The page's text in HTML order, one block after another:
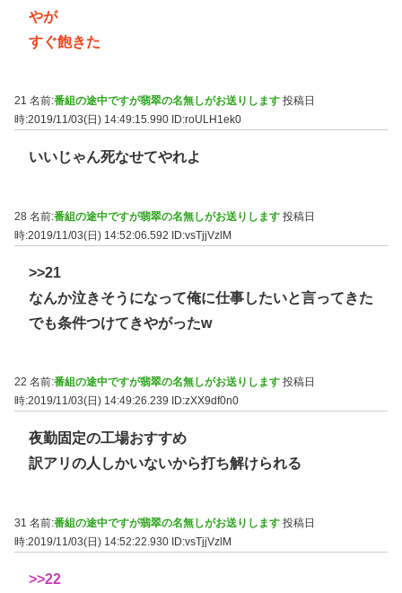
やが
すぐ飽きた
21 名前:番組の途中ですが翡翠の名無しがお送りします 投稿日
時:2019/11/03(日) 14:49:15.990 ID:roULH1ek0
いいじゃん死なせてやれよ
28 名前:番組の途中ですが翡翠の名無しがお送りします 投稿日
時:2019/11/03(日) 14:52:06.592 ID:vsTjjVzlM
>>21
なんか泣きそうになって俺に仕事したいと言ってきた
でも条件つけてきやがったw
22 名前:番組の途中ですが翡翠の名無しがお送りします 投稿日
時:2019/11/03(日) 14:49:26.239
ID:zXX9df0n0
夜勤固定の工場おすすめ
訳アリの人しかいないから打ち解けられる
31 名前:番組の途中ですが翡翠の名無しがお送りします 投稿日
時:2019/11/03(日) 14:52:22.930 ID:vsTjjVzlM
>>22